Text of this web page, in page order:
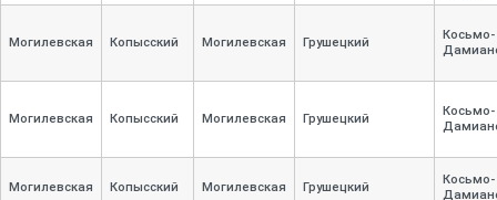
Могилевская Копысский Могилевская Грушецкий
Косьмо-
Могилевская Копысский Могилевская Грушецкий
Косьмо-
Могилевская Копысский Могилевская Грушецкий
Косьмо-